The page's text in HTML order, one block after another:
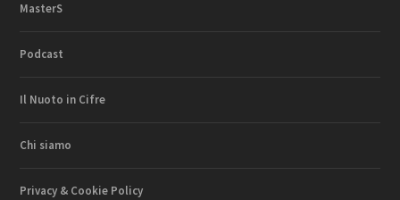
MasterS
Podcast
Il Nuoto in Cifre
Chi siamo
Privacy & Cookie Policy